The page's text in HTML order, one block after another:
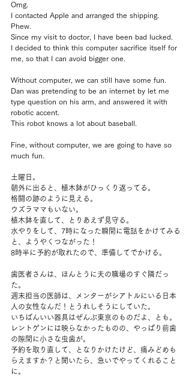
Omg.
I contacted Apple and arranged the shipping.
Phew.
Since my visit to doctor, I have been bad lucked.
I decided to think this computer sacrifice itself for
me, so that I can avoid bigger one.
Without computer, we can still have some fun.
Dan was pretending to be an internet by let me
type question on his arm, and answered it with
robotic accent.
This robot knows a lot about baseball.
Fine, without computer, we are going to have so
much fun.
土曜日。
朝外に出ると、植木鉢がひっくり返ってる。
格闘の跡のように見える。
ウズラママもいない。
植木鉢を直して、とりあえず見守る。
水やりをして、7時になった瞬間に電話をかけてみる
と、ようやくつながった！
8時半に予約が取れたので、準備してでかける。
歯医者さんは、ほんとうに夫の職場のすぐ隣だっ
た。
週末担当の医師は、メンターがシアトルにいる日本
人の女性なんだ！とうれしそうにしていた。
いちばんいい器具はぜんぶ東京のものだよ、とも。
レントゲンには映らなかったものの、やっぱり前歯
の隙間に小さな虫歯が。
予約を取り直して、となりかけたけど、痛みどめも
らえますか？と聞いたら、急いでやってくれること
に。